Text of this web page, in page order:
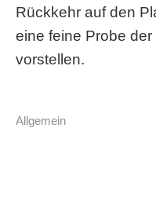
Rückkehr auf den
eine feine Probe
vorstellen.
Allgemein